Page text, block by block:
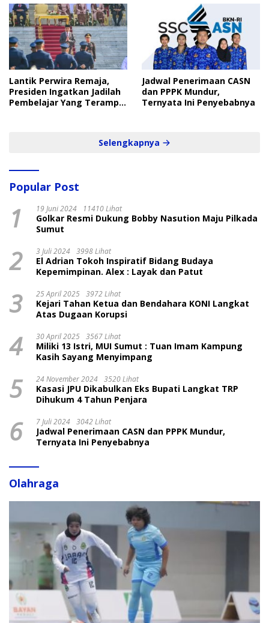
Lantik Perwira Remaja,
Presiden Ingatkan Jadilah
Pembelajar Yang Terampil
Jadwal Penerimaan CASN
dan PPPK Mundur,
Ternyata Ini Penyebabnya
Selengkapnya
Popular Post
1 19 Juni 2024 11410 Lihat
Golkar Resmi Dukung Bobby Nasution Maju Pilkada
Sumut
2 3 Juli 2024 3998 Lihat
El Adrian Tokoh Inspiratif Bidang Budaya
Kepemimpinan. Alex : Layak dan Patut
3 25 April 2025 3972 Lihat
Kejari Tahan Ketua dan Bendahara KONI Langkat
Atas Dugaan Korupsi
4 30 April 2025 3567 Lihat
Miliki 13 Istri, MUI Sumut : Tuan Imam Kampung
Kasih Sayang Menyimpang
5 24 November 2024 3520 Lihat
Kasasi JPU Dikabulkan Eks Bupati Langkat TRP
Dihukum 4 Tahun Penjara
6 7 Juli 2024 3042 Lihat
Jadwal Penerimaan CASN dan PPPK Mundur,
Ternyata Ini Penyebabnya
Olahraga